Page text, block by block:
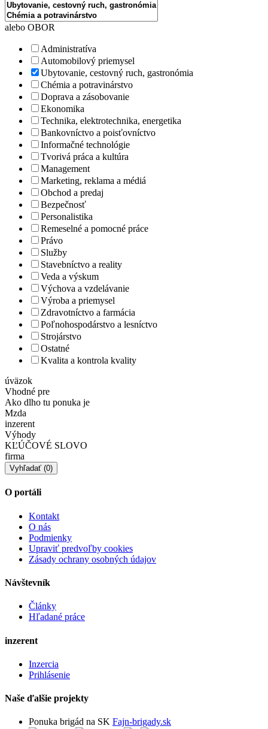
alebo OBOR
Administratíva
Automobilový priemysel
Ubytovanie, cestovný ruch, gastronómia
Chémia a potravinárstvo
Doprava a zásobovanie
Ekonomika
Technika, elektrotechnika, energetika
Bankovníctvo a poisťovníctvo
Informačné technológie
Tvorivá práca a kultúra
Management
Marketing, reklama a médiá
Obchod a predaj
Bezpečnosť
Personalistika
Remeselné a pomocné práce
Právo
Služby
Stavebníctvo a reality
Veda a výskum
Výchova a vzdelávanie
Výroba a priemysel
Zdravotníctvo a farmácia
Poľnohospodárstvo a lesníctvo
Strojárstvo
Ostatné
Kvalita a kontrola kvality
úväzok
Vhodné pre
Ako dlho tu ponuka je
Mzda
inzerent
Výhody
KĽÚČOVÉ SLOVO
firma
O portáli
Kontakt
O nás
Podmienky
Upraviť predvoľby cookies
Zásady ochrany osobných údajov
Návštevník
Články
Hľadané práce
inzerent
Inzercia
Prihlásenie
Naše ďalšie projekty
Ponuka brigád na SK Fajn-brigady.sk